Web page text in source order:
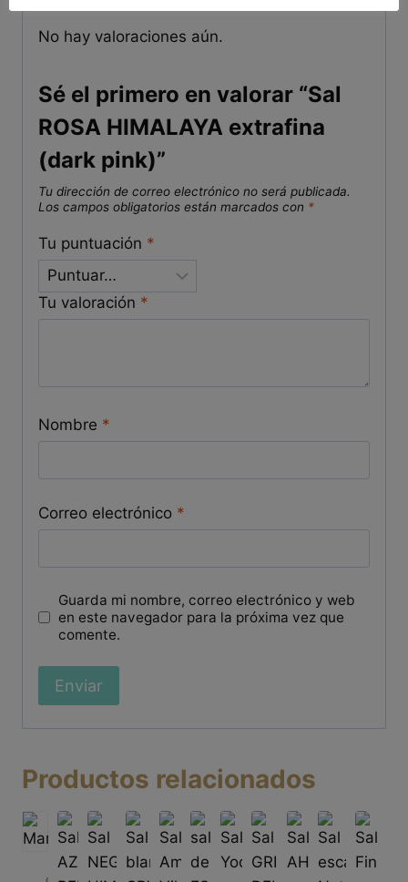
No hay valoraciones aún.
Sé el primero en valorar “Sal
ROSA HIMALAYA extrafina
(dark pink)”
Tu dirección de correo electrónico no será publicada.
Los campos obligatorios están marcados con *
Tu puntuación *
Tu valoración *
Nombre *
Correo electrónico *
Guarda mi nombre, correo electrónico y web
en este navegador para la próxima vez que
comente.
Productos relacionados